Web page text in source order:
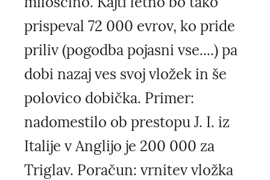
prispeval 72 000 evrov, ko pride
priliv (pogodba pojasni vse....) pa
dobi nazaj ves svoj vložek in še
polovico dobička. Primer:
nadomestilo ob prestopu J. I. iz
Italije v Anglijo je 200 000 za
Triglav. Poračun: vrnitev vložka